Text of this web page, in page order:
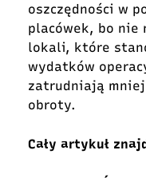
oszczędności w
placówek, bo nie
lokali, które
wydatków
zatrudniają
obroty.
Cały artykuł